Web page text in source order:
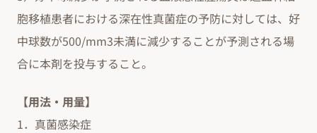
胞移植患者における深在性真菌症の予防に対しては、好
中球数が500/mm3未満に減少することが予測される場
合に本剤を投与すること。
【用法・用量】
1．真菌感染症